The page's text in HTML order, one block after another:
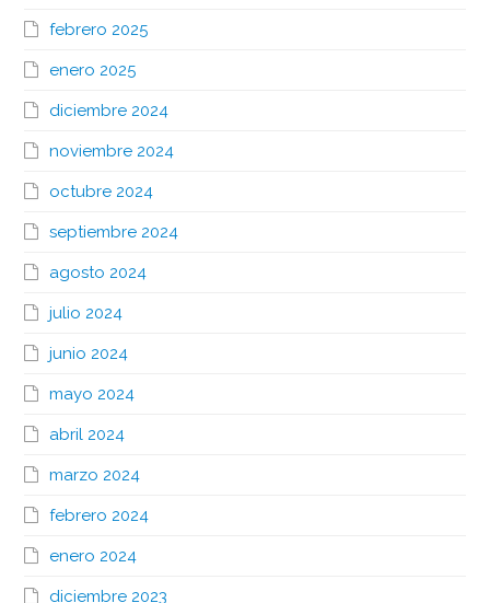
febrero 2025
enero 2025
diciembre 2024
noviembre 2024
octubre 2024
septiembre 2024
agosto 2024
julio 2024
junio 2024
mayo 2024
abril 2024
marzo 2024
febrero 2024
enero 2024
diciembre 2023